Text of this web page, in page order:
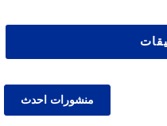
منشورات احدث